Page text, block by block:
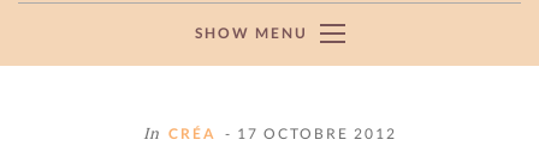
SHOW MENU
In CRÉA - 17 OCTOBRE 2012